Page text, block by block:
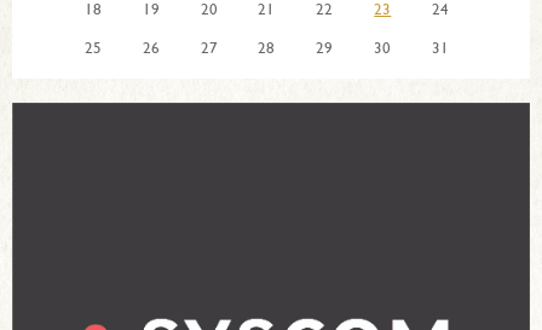
18 19 20 21 22 23
24
25
26 27 28 29 30 31